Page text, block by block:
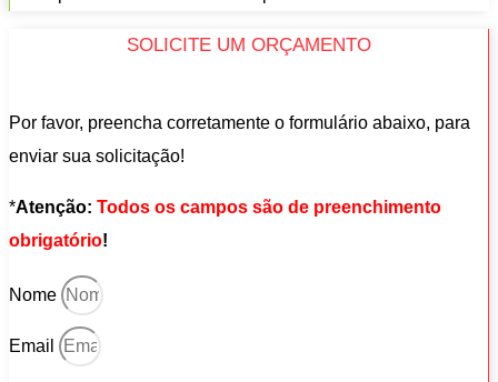
SOLICITE UM ORÇAMENTO
Por favor, preencha corretamente o formulário abaixo, para
enviar sua solicitação!
*Atenção: Todos os campos são de preenchimento
obrigatório!
Nome
Email